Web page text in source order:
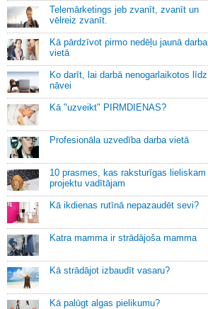
Telemārketings jeb zvanīt, zvanīt un
vēlreiz zvanīt.
Kā pārdzīvot pirmo nedēļu jaunā darba
vietā
Ko darīt, lai darbā nenogarlaikotos līdz
nāvei
Kā "uzveikt" PIRMDIENAS?
Profesionāla uzvedība darba vietā
10 prasmes, kas raksturīgas lieliskam
projektu vadītājam
Kā ikdienas rutīnā nepazaudēt sevi?
Katra mamma ir strādājoša mamma
Kā strādājot izbaudīt vasaru?
Kā palūgt algas pielikumu?